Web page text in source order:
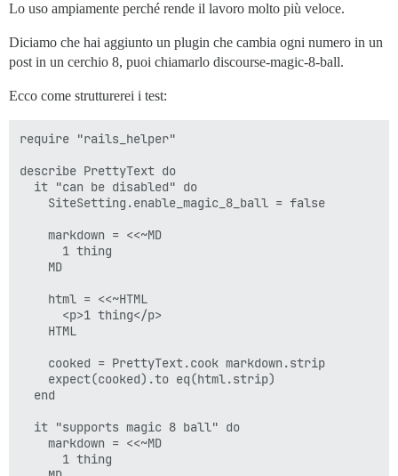
Lo uso ampiamente perché rende il lavoro molto più veloce.
Diciamo che hai aggiunto un plugin che cambia ogni numero in un
post in un cerchio 8, puoi chiamarlo discourse-magic-8-ball.
Ecco come strutturerei i test:
require "rails_helper"
describe PrettyText do
  it "can be disabled" do
    SiteSetting.enable_magic_8_ball = false
    markdown = <<~MD
      1 thing
    MD
    html = <<~HTML
      <p>1 thing</p>
    HTML
    cooked = PrettyText.cook markdown.strip
    expect(cooked).to eq(html.strip)
  end
  it "supports magic 8 ball" do
    markdown = <<~MD
      1 thing